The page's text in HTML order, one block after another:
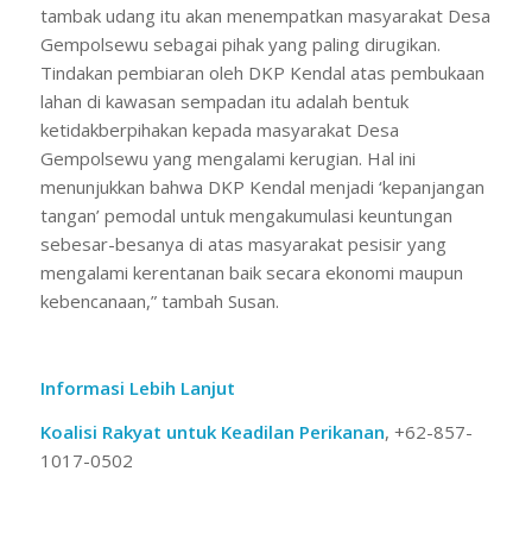
tambak udang itu akan menempatkan masyarakat Desa
Gempolsewu sebagai pihak yang paling dirugikan.
Tindakan pembiaran oleh DKP Kendal atas pembukaan
lahan di kawasan sempadan itu adalah bentuk
ketidakberpihakan kepada masyarakat Desa
Gempolsewu yang mengalami kerugian. Hal ini
menunjukkan bahwa DKP Kendal menjadi ‘kepanjangan
tangan’ pemodal untuk mengakumulasi keuntungan
sebesar-besanya di atas masyarakat pesisir yang
mengalami kerentanan baik secara ekonomi maupun
kebencanaan,” tambah Susan.
Informasi Lebih Lanjut
Koalisi Rakyat untuk Keadilan Perikanan, +62-857-
1017-0502